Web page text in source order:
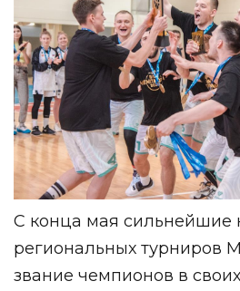
С конца мая сильнейшие
региональных турниров
звание чемпионов в